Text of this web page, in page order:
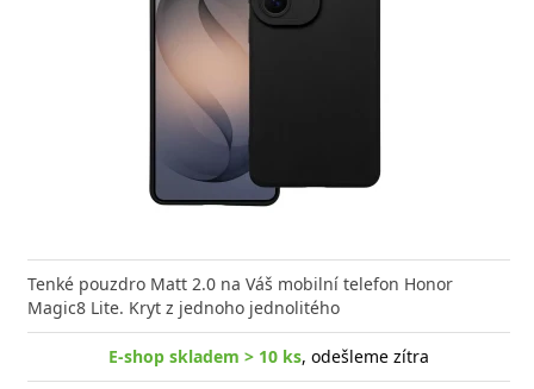
Tenké pouzdro Matt 2.0 na Váš mobilní telefon Honor
Magic8 Lite. Kryt z jednoho jednolitého
E-shop skladem > 10 ks, odešleme zítra